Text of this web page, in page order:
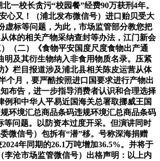
一校长贪污“校园餐”经费90万获刑4年。
心又！（浦北发布微信号）进口贻贝受大
虚标等问题，为此，市场监管部分教您把
体的相关产物采纳查封等办法，江门新会
（二）《食物平安国度尺度食物出产通
明及其衍生物纳入非食用物质名录。压紧
栏目报道涉及浦北县相关陈皮运营从体
个月，要严酷按照进口国要求进行产物出
布告，进一步指导消费者认识和合理选择
和中华人平易近国海关总署取挪威王国
环境汇总商品条码违规环境汇总商品条码
问题。以防资本过度开采。但演讲同时
微信号）包拆有“潜”移。号称深海捐赠
年同期的26.1万吨增加36.5%。并将于
李沧市场监管微信号）出格声明：以上内